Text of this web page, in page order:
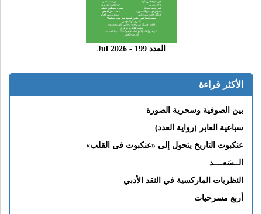
العدد 199 - 2026 Jul
الأكثر قراءة
بين الصوفية وسحرية الصورة
سباعية العابر (رواية العدد)
عنكبوت التاريخ يتحول إلى «عنكبوت فى القلب»
الــسَعــــد
النظريات الماركسية في النقد الأدبي
أربع مسرحيات